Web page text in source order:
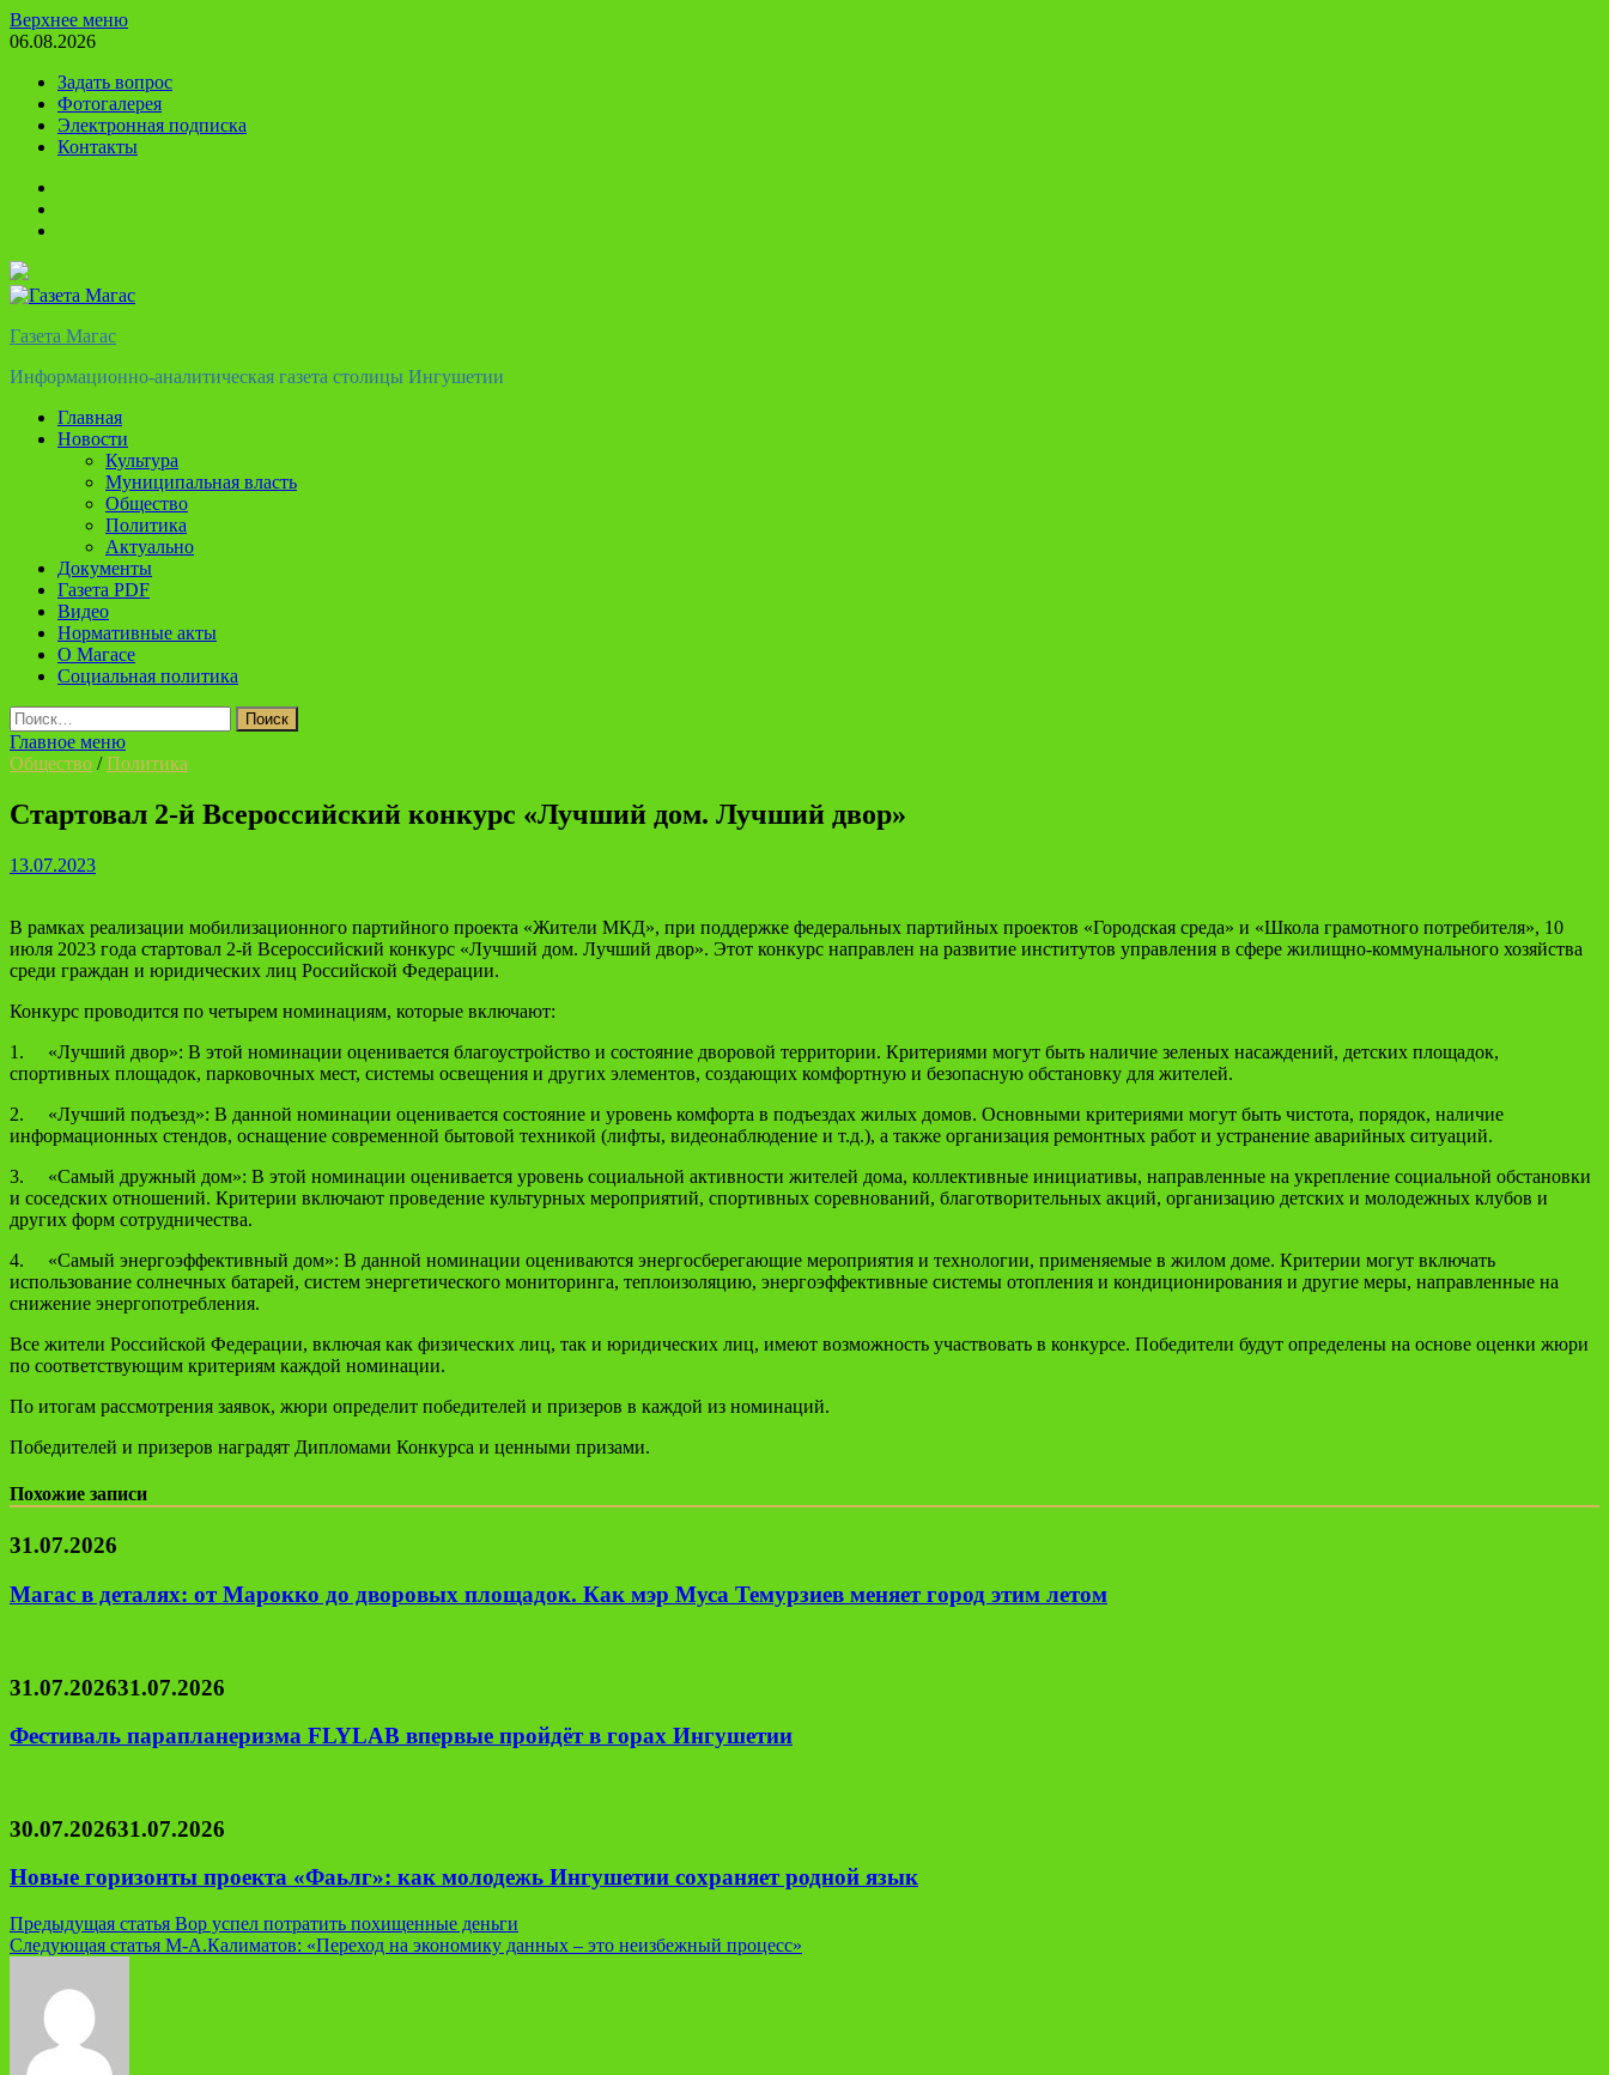
Перейти
к
Верхнее меню
06.08.2026
Задать вопрос
Фотогалерея
Электронная подписка
Контакты
Газета Магас
Информационно-аналитическая газета столицы Ингушетии
Главная
Новости
Культура
Муниципальная власть
Общество
Политика
Актуально
Документы
Газета PDF
Видео
Нормативные акты
О Магасе
Социальная политика
Найти:
Главное меню
Общество /Политика
Стартовал 2-й Всероссийский конкурс «Лучший дом. Лучший двор»
13.07.2023
В рамках реализации мобилизационного партийного проекта «Жители МКД», при поддержке федеральных партийных проектов «Городская среда» и «Школа грамотного потребителя», 10
июля 2023 года стартовал 2-й Всероссийский конкурс «Лучший дом. Лучший двор». Этот конкурс направлен на развитие институтов управления в сфере жилищно-коммунального хозяйства
среди граждан и юридических лиц Российской Федерации.
Конкурс проводится по четырем номинациям, которые включают:
1. «Лучший двор»: В этой номинации оценивается благоустройство и состояние дворовой территории. Критериями могут быть наличие зеленых насаждений, детских площадок,
спортивных площадок, парковочных мест, системы освещения и других элементов, создающих комфортную и безопасную обстановку для жителей.
2. «Лучший подъезд»: В данной номинации оценивается состояние и уровень комфорта в подъездах жилых домов. Основными критериями могут быть чистота, порядок, наличие
информационных стендов, оснащение современной бытовой техникой (лифты, видеонаблюдение и т.д.), а также организация ремонтных работ и устранение аварийных ситуаций.
3. «Самый дружный дом»: В этой номинации оценивается уровень социальной активности жителей дома, коллективные инициативы, направленные на укрепление социальной обстановки
и соседских отношений. Критерии включают проведение культурных мероприятий, спортивных соревнований, благотворительных акций, организацию детских и молодежных клубов и
других форм сотрудничества.
4. «Самый энергоэффективный дом»: В данной номинации оцениваются энергосберегающие мероприятия и технологии, применяемые в жилом доме. Критерии могут включать
использование солнечных батарей, систем энергетического мониторинга, теплоизоляцию, энергоэффективные системы отопления и кондиционирования и другие меры, направленные на
снижение энергопотребления.
Все жители Российской Федерации, включая как физических лиц, так и юридических лиц, имеют возможность участвовать в конкурсе. Победители будут определены на основе оценки жюри
по соответствующим критериям каждой номинации.
По итогам рассмотрения заявок, жюри определит победителей и призеров в каждой из номинаций.
Победителей и призеров наградят Дипломами Конкурса и ценными призами.
Похожие записи
31.07.2026
Магас в деталях: от Марокко до дворовых площадок. Как мэр Муса Темурзиев меняет город этим летом
31.07.202631.07.2026
Фестиваль парапланеризма FLYLAB впервые пройдёт в горах Ингушетии
30.07.202631.07.2026
Новые горизонты проекта «Фаьлг»: как молодежь Ингушетии сохраняет родной язык
Навигация
по
записям
Предыдущая статья Вор успел потратить похищенные деньги
Следующая статья М-А.Калиматов: «Переход на экономику данных – это неизбежный процесс»